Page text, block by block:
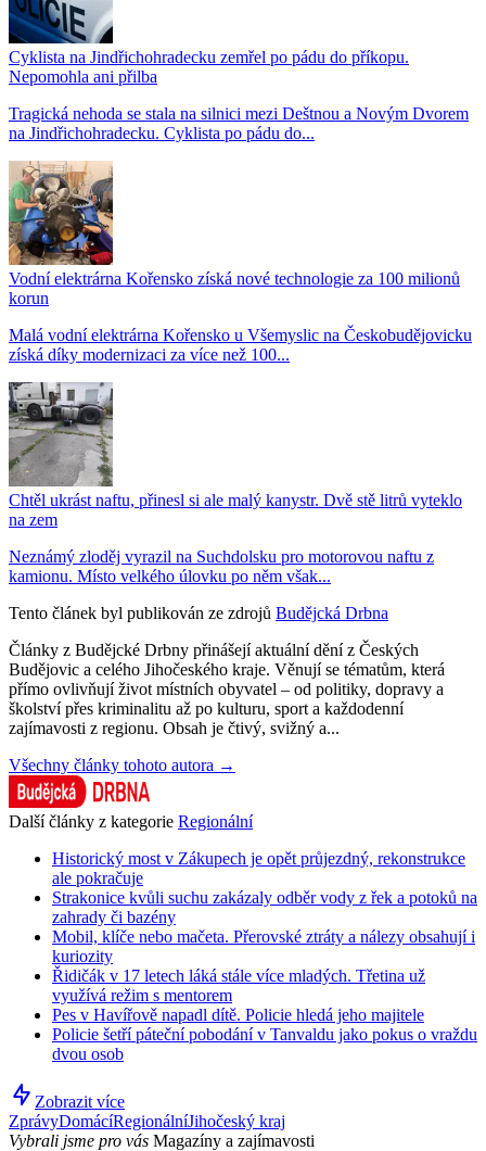
Cyklista na Jindřichohradecku zemřel po pádu do příkopu.
Nepomohla ani přilba
Tragická nehoda se stala na silnici mezi Deštnou a Novým Dvorem
na Jindřichohradecku. Cyklista po pádu do...
Vodní elektrárna Kořensko získá nové technologie za 100 milionů
korun
Malá vodní elektrárna Kořensko u Všemyslic na Českobudějovicku
získá díky modernizaci za více než 100...
Chtěl ukrást naftu, přinesl si ale malý kanystr. Dvě stě litrů vyteklo
na zem
Neznámý zloděj vyrazil na Suchdolsku pro motorovou naftu z
kamionu. Místo velkého úlovku po něm však...
Tento článek byl publikován ze zdrojů Budějcká Drbna
Články z Budějcké Drbny přinášejí aktuální dění z Českých
Budějovic a celého Jihočeského kraje. Věnují se tématům, která
přímo ovlivňují život místních obyvatel – od politiky, dopravy a
školství přes kriminalitu až po kulturu, sport a každodenní
zajímavosti z regionu. Obsah je čtivý, svižný a...
Všechny články tohoto autora →
Další články z kategorie Regionální
Historický most v Zákupech je opět průjezdný, rekonstrukce
ale pokračuje
Strakonice kvůli suchu zakázaly odběr vody z řek a potoků na
zahrady či bazény
Mobil, klíče nebo mačeta. Přerovské ztráty a nálezy obsahují i
kuriozity
Řidičák v 17 letech láká stále více mladých. Třetina už
využívá režim s mentorem
Pes v Havířově napadl dítě. Policie hledá jeho majitele
Policie šetří páteční pobodání v Tanvaldu jako pokus o vraždu
dvou osob
Zobrazit více
ZprávyDomácíRegionálníJihočeský kraj
Vybrali jsme pro vás Magazíny a zajímavosti